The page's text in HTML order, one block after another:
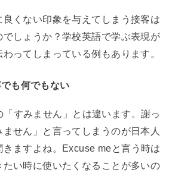
くない印象を与えてしまう接客は
でしょうか？学校英語で学ぶ表現が
ってしまっている例もあります。
も何でもない
すみません」とは違います。謝っ
せん」と言ってしまうのが日本人
ますよね。Excuse meと言う時は
い時に使いたくなることが多いの